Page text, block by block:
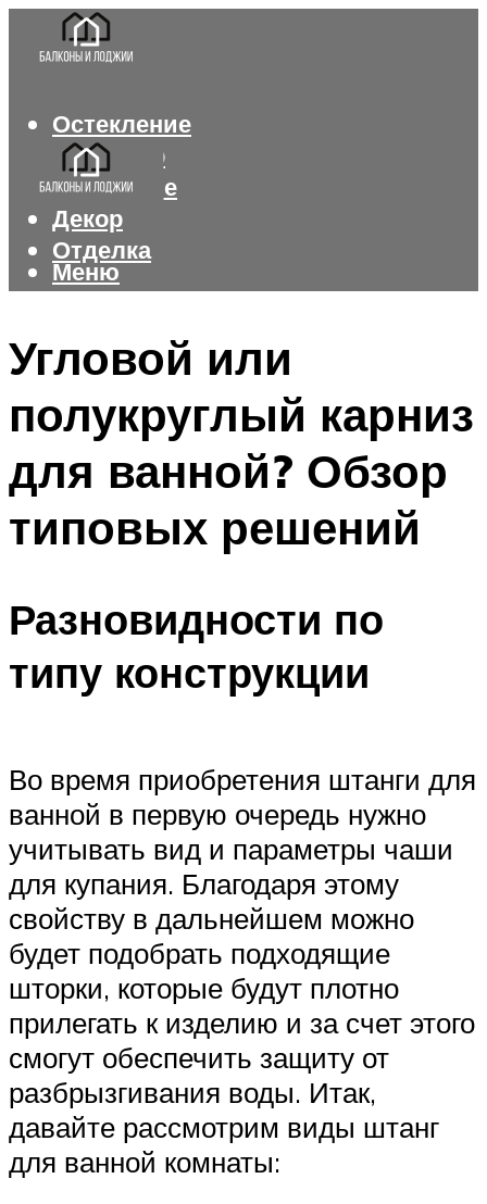
Остекление
Интерьер
Утепление
Декор
Отделка
Меню
Угловой или
полукруглый карниз
для ванной? Обзор
типовых решений
Разновидности по
типу конструкции
Во время приобретения штанги для
ванной в первую очередь нужно
учитывать вид и параметры чаши
для купания. Благодаря этому
свойству в дальнейшем можно
будет подобрать подходящие
шторки, которые будут плотно
прилегать к изделию и за счет этого
смогут обеспечить защиту от
разбрызгивания воды. Итак,
давайте рассмотрим виды штанг
для ванной комнаты: